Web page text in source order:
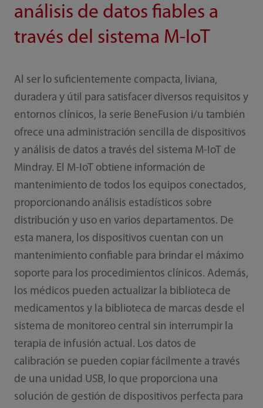
análisis de datos fiables a
través del sistema M-IoT
Al ser lo suficientemente compacta, liviana,
duradera y útil para satisfacer diversos requisitos y
entornos clínicos, la serie BeneFusion i/u también
ofrece una administración sencilla de dispositivos
y análisis de datos a través del sistema M-IoT de
Mindray. El M-IoT obtiene información de
mantenimiento de todos los equipos conectados,
proporcionando análisis estadísticos sobre
distribución y uso en varios departamentos. De
esta manera, los dispositivos cuentan con un
mantenimiento confiable para brindar el máximo
soporte para los procedimientos clínicos. Además,
los médicos pueden actualizar la biblioteca de
medicamentos y la biblioteca de marcas desde el
sistema de monitoreo central sin interrumpir la
terapia de infusión actual. Los datos de
calibración se pueden copiar fácilmente a través
de una unidad USB, lo que proporciona una
solución de gestión de dispositivos perfecta para